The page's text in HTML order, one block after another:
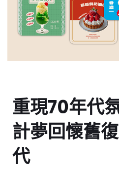
重現70年代
計夢回懷舊
代